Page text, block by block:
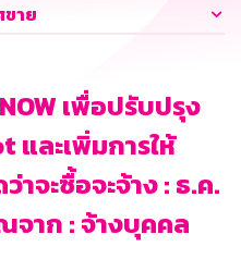
าย
เพื่อปรับปรุง
และเพิ่มการให้
าจะซื้อจะจ้าง : ธ.ค.
จาก : จ้างบุคคล